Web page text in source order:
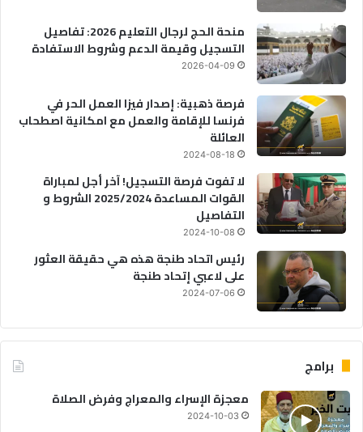
منحة الحج لرجال التعليم 2026: تفاصيل
التسجيل وقيمة الدعم وشروط الاستفادة
2026-04-09
فرصة ذهبية: إصدار فيزا العمل الحر في
فرنسا للإقامة والعمل مع امكانية اصطحاب
العائلة
2024-08-18
لا تفوت فرصة التسجيل! آخر أجل لمباراة
القوات المساعدة 2025/2024 الشروط و
التفاصيل
2024-10-08
رئيس اتحاد طنجة هذه هي حقيقة العثور
على لاعبي إتحاد طنجة
2024-07-06
برامج
معجزة الإسراء والمعراج وفرض الصلاة
2024-10-03